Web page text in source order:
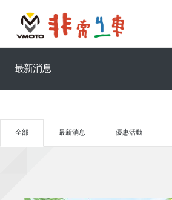
最新消息
全部 最新消息 優惠活動